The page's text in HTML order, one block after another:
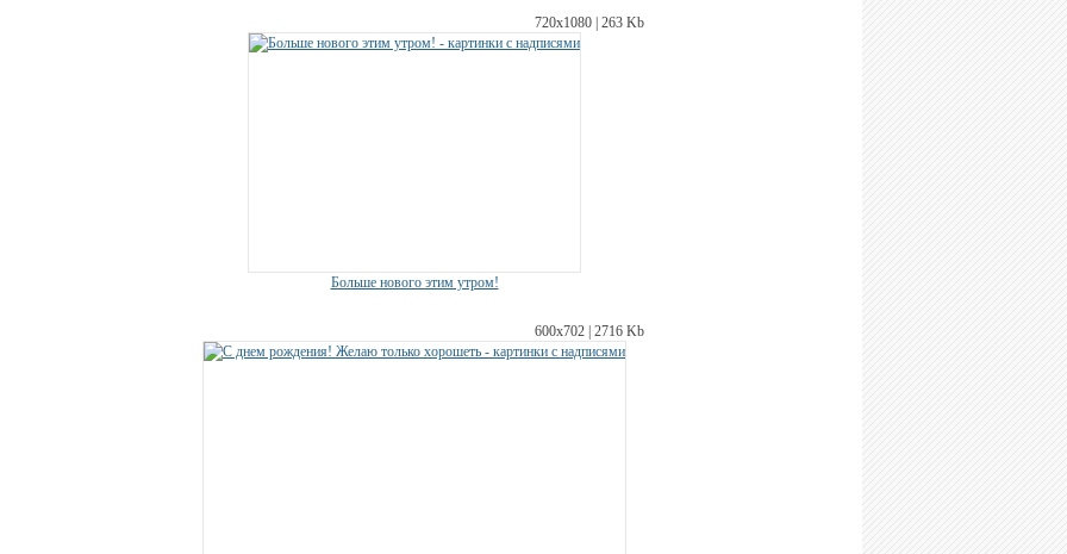
720х1080 | 263 Kb
Больше нового этим утром!
600х702 | 2716 Kb